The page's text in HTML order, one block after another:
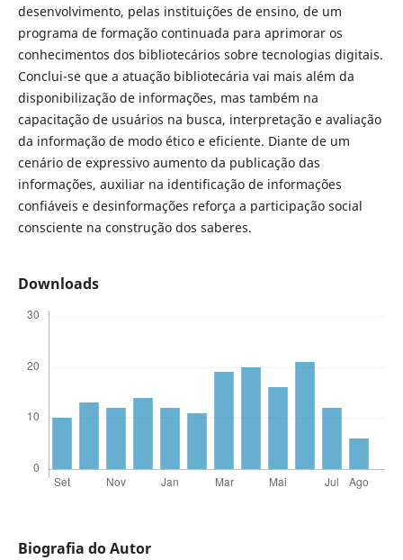
desenvolvimento, pelas instituições de ensino, de um
programa de formação continuada para aprimorar os
conhecimentos dos bibliotecários sobre tecnologias digitais.
Conclui-se que a atuação bibliotecária vai mais além da
disponibilização de informações, mas também na
capacitação de usuários na busca, interpretação e avaliação
da informação de modo ético e eficiente. Diante de um
cenário de expressivo aumento da publicação das
informações, auxiliar na identificação de informações
confiáveis e desinformações reforça a participação social
consciente na construção dos saberes.
Downloads
Biografia do Autor